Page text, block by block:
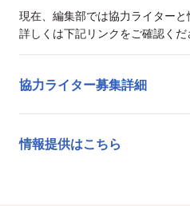
現在、編集部では協力ライターと
詳しくは下記リンクをご確認くだ
協力ライター募集詳細
情報提供はこちら